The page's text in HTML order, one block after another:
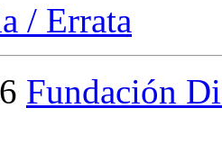
/ Errata
Fundación